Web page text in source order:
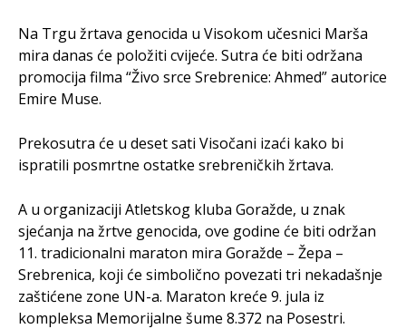
Na Trgu žrtava genocida u Visokom učesnici Marša
mira danas će položiti cvijeće. Sutra će biti održana
promocija filma “Živo srce Srebrenice: Ahmed” autorice
Emire Muse.
Prekosutra će u deset sati Visočani izaći kako bi
ispratili posmrtne ostatke srebreničkih žrtava.
A u organizaciji Atletskog kluba Goražde, u znak
sjećanja na žrtve genocida, ove godine će biti održan
11. tradicionalni maraton mira Goražde – Žepa –
Srebrenica, koji će simbolično povezati tri nekadašnje
zaštićene zone UN-a. Maraton kreće 9. jula iz
kompleksa Memorijalne šume 8.372 na Posestri.